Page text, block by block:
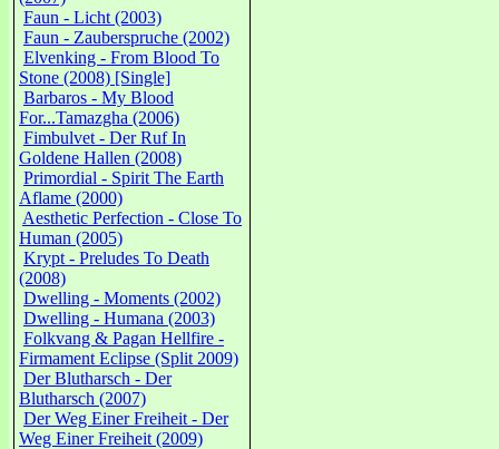
Faun - Licht (2003)
Faun - Zauberspruche (2002)
Elvenking - From Blood To
Stone (2008) [Single]
Barbaros - My Blood
For...Tamazgha (2006)
Fimbulvet - Der Ruf In
Goldene Hallen (2008)
Primordial - Spirit The Earth
Aflame (2000)
Aesthetic Perfection - Close To
Human (2005)
Krypt - Preludes To Death
(2008)
Dwelling - Moments (2002)
Dwelling - Humana (2003)
Folkvang & Pagan Hellfire -
Firmament Eclipse (Split 2009)
Der Blutharsch - Der
Blutharsch (2007)
Der Weg Einer Freiheit - Der
Weg Einer Freiheit (2009)